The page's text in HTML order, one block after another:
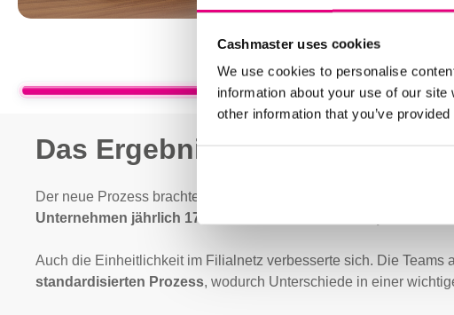
Cashmaster uses cookies
We use cookies to personalise
information about your use of our
other information that you’ve
Das Ergebnis
Der neue Prozess brachte deutliche Einsparungen. Jede Filiale
Unternehmen jährlich 17,9 Millionen US-Dollar einsparte
Auch die Einheitlichkeit im Filialnetz verbesserte sich. Die Teams
standardisierten Prozess, wodurch Unterschiede in einer